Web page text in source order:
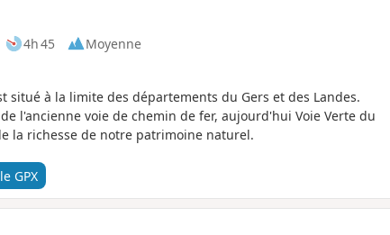
4h 45
Moyenne
situé à la limite des départements du Gers et des Landes.
l'ancienne voie de chemin de fer, aujourd'hui Voie Verte du
la richesse de notre patrimoine naturel.
GPX